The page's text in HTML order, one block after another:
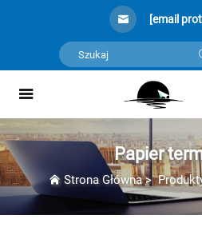
[email
Papier
Strona Główna>